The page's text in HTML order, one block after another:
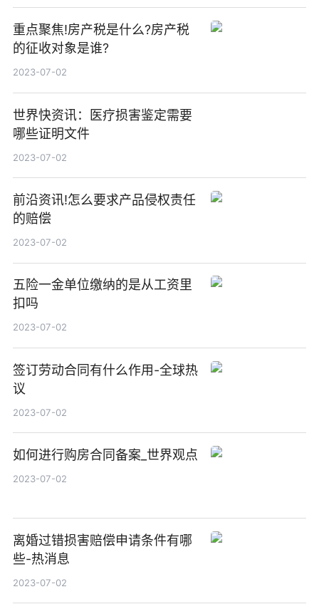
重点聚焦!房产税是什么?房产税
的征收对象是谁?
2023-07-02
世界快资讯：医疗损害鉴定需要
哪些证明文件
2023-07-02
前沿资讯!怎么要求产品侵权责任
的赔偿
2023-07-02
五险一金单位缴纳的是从工资里
扣吗
2023-07-02
签订劳动合同有什么作用-全球热
议
2023-07-02
如何进行购房合同备案_世界观点
2023-07-02
离婚过错损害赔偿申请条件有哪
些-热消息
2023-07-02